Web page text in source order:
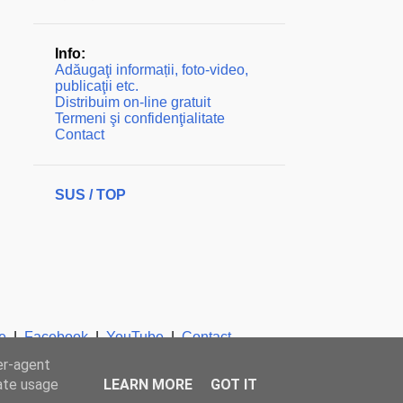
Info:
Adăugaţi informații, foto-video,
publicaţii etc.
Distribuim on-line gratuit
Termeni şi confidenţialitate
Contact
SUS / TOP
|Facebook|YouTube|Contact
agent
usage
LEARN MORE GOT IT